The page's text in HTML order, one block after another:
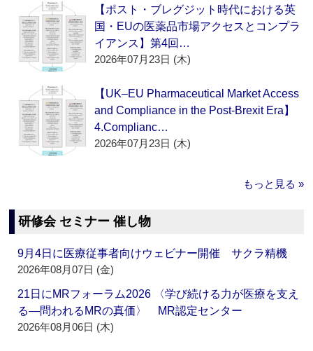
【ポスト・ブレグジット時代における英
国・EUの医薬品市場アクセスとコンプラ
イアンス】第4回…
2026年07月23日 (木)
【UK–EU Pharmaceutical Market Access
and Compliance in the Post-Brexit Era】
4.Complianc…
2026年07月23日 (木)
もっと見る »
研修会 セミナー 催し物
9月4日に医療従事者向けウェビナー開催 サクラ精機
2026年08月07日 (金)
21日にMRフォーラム2026 〈学び続ける力が医療を支え
る―問われるMRの真価〉 MR認定センター
2026年08月06日 (木)